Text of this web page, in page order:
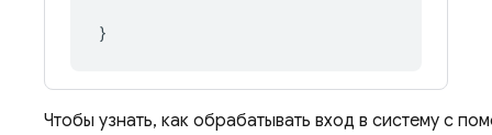
}
Чтобы узнать, как обрабатывать вход в систему с